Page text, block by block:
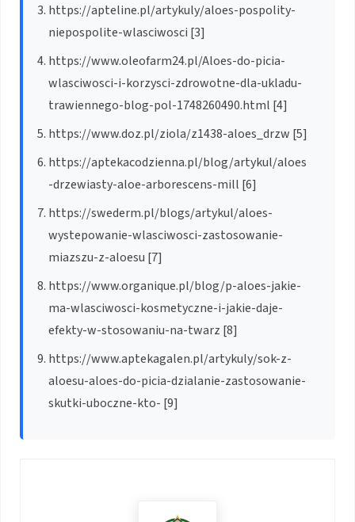
https://apteline.pl/artykuly/aloes-pospolity-
niepospolite-wlasciwosci [3]
https://www.oleofarm24.pl/Aloes-do-picia-
wlasciwosci-i-korzysci-zdrowotne-dla-ukladu-
trawiennego-blog-pol-1748260490.html [4]
https://www.doz.pl/ziola/z1438-aloes_drzw [5]
https://aptekacodzienna.pl/blog/artykul/aloes
-drzewiasty-aloe-arborescens-mill [6]
https://swederm.pl/blogs/artykul/aloes-
wystepowanie-wlasciwosci-zastosowanie-
miazszu-z-aloesu [7]
https://www.organique.pl/blog/p-aloes-jakie-
ma-wlasciwosci-kosmetyczne-i-jakie-daje-
efekty-w-stosowaniu-na-twarz [8]
https://www.aptekagalen.pl/artykuly/sok-z-
aloesu-aloes-do-picia-dzialanie-zastosowanie-
skutki-uboczne-kto- [9]